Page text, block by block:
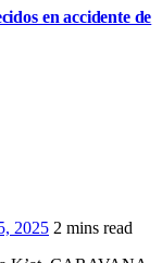
en accidente de
2025 2 mins read